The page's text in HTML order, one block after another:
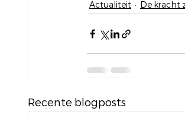
Actualiteit De kracht
Recente blogposts